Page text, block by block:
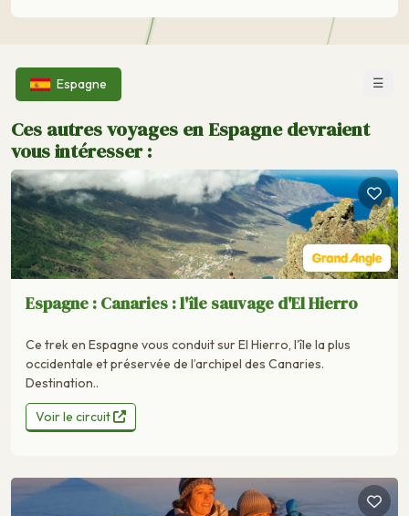
Espagne ☰
Ces autres voyages en Espagne devraient
vous intéresser :
Espagne : Canaries : l'île sauvage d'El Hierro
Ce trek en Espagne vous conduit sur El Hierro, l’île la plus
occidentale et préservée de l’archipel des Canaries.
Destination..
Voir le circuit